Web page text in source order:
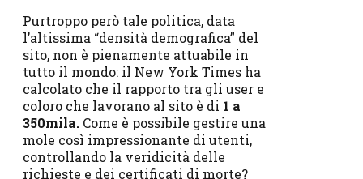
Purtroppo però tale politica, data
l’altissima “densità demografica” del
sito, non è pienamente attuabile in
tutto il mondo: il New York Times ha
calcolato che il rapporto tra gli user e
coloro che lavorano al sito è di 1 a
350mila. Come è possibile gestire una
mole così impressionante di utenti,
controllando la veridicità delle
richieste e dei certificati di morte?